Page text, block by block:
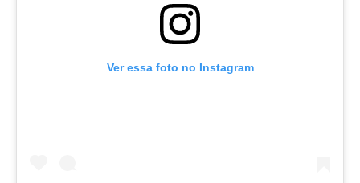
Ver essa foto no Instagram